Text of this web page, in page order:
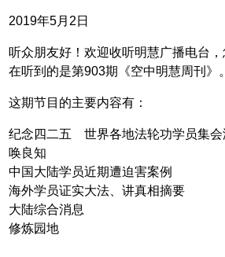
2019年5月2日
听众朋友好！欢迎收听明慧广播电台，
在听到的是第903期《空中明慧周刊》
这期节目的主要内容有：
纪念四二五 世界各地法轮功学员集会
唤良知
中国大陆学员近期遭迫害案例
海外学员证实大法、讲真相摘要
大陆综合消息
修炼园地